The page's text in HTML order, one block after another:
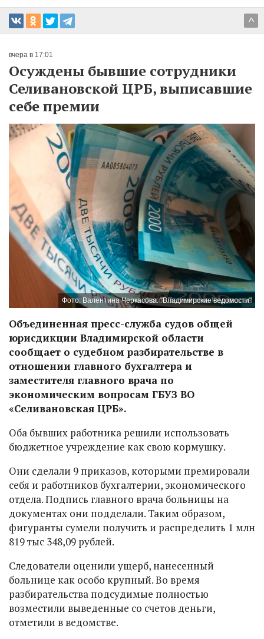
^
вчера в 17:01
Осуждены бывшие сотрудники
Селивановской ЦРБ, выписавшие
себе премии
Фото: Валентина Черкасова. "Владимирские ведомости"
Объединенная пресс-служба судов общей
юрисдикции Владимирской области
сообщает о судебном разбирательстве в
отношении главного бухгалтера и
заместителя главного врача по
экономическим вопросам ГБУЗ ВО
«Селивановская ЦРБ».
Оба бывших работника решили использовать
бюджетное учреждение как свою кормушку.
Они сделали 9 приказов, которыми премировали
себя и работников бухгалтерии, экономического
отдела. Подпись главного врача больницы на
документах они подделали. Таким образом,
фигуранты сумели получить и распределить 1 млн
819 тыс 348,09 рублей.
Следователи оценили ущерб, нанесенный
больнице как особо крупный. Во время
разбирательства подсудимые полностью
возместили выведенные со счетов деньги,
отметили в ведомстве.